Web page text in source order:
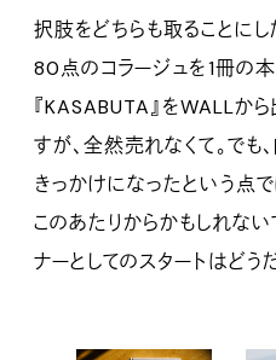
択肢をどちらも取ることに
80点のコラージュを1冊の
『KASABUTA』をWALLか
すが、全然売れなくて。でも
きっかけになったという点
このあたりからかもしれない
ナーとしてのスタートはどう